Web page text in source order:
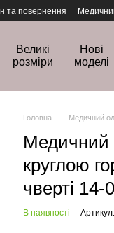
та повернення
Великі
розміри
Нові
моделі
Головна Медичний
Медичний
круглою
чверті 14-
В наявності